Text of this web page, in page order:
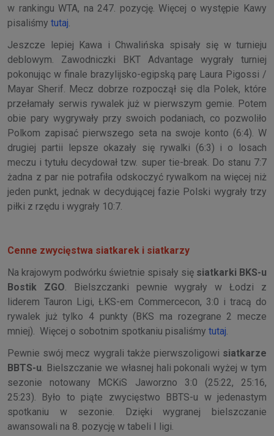
w rankingu WTA, na 247. pozycję. Więcej o występie Kawy
pisaliśmy tutaj.
Jeszcze lepiej Kawa i Chwalińska spisały się w turnieju
deblowym. Zawodniczki BKT Advantage wygrały turniej
pokonując w finale brazylijsko-egipską parę Laura Pigossi /
Mayar Sherif. Mecz dobrze rozpoczął się dla Polek, które
przełamały serwis rywalek już w pierwszym gemie. Potem
obie pary wygrywały przy swoich podaniach, co pozwoliło
Polkom zapisać pierwszego seta na swoje konto (6:4). W
drugiej partii lepsze okazały się rywalki (6:3) i o losach
meczu i tytułu decydował tzw. super tie-break. Do stanu 7:7
żadna z par nie potrafiła odskoczyć rywalkom na więcej niż
jeden punkt, jednak w decydującej fazie Polski wygrały trzy
piłki z rzędu i wygrały 10:7.
Cenne zwycięstwa siatkarek i siatkarzy
Na krajowym podwórku świetnie spisały się siatkarki BKS-u
Bostik ZGO. Bielszczanki pewnie wygrały w Łodzi z
liderem Tauron Ligi, ŁKS-em Commercecon, 3:0 i tracą do
rywalek już tylko 4 punkty (BKS ma rozegrane 2 mecze
mniej). Więcej o sobotnim spotkaniu pisaliśmy tutaj.
Pewnie swój mecz wygrali także pierwszoligowi siatkarze
BBTS-u. Bielszczanie we własnej hali pokonali wyżej w tym
sezonie notowany MCKiS Jaworzno 3:0 (25:22, 25:16,
25:23). Było to piąte zwycięstwo BBTS-u w jedenastym
spotkaniu w sezonie. Dzięki wygranej bielszczanie
awansowali na 8. pozycję w tabeli I ligi.